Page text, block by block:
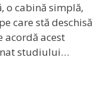
o cabină simplă,
care stă deschisă
acordă acest
studiului…